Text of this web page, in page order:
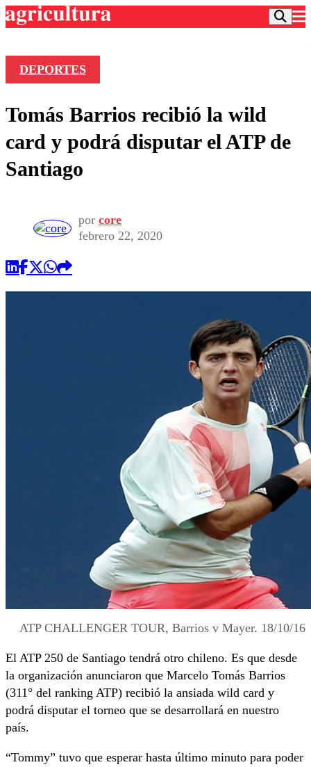
Frecuencias
Agricultura TV
Deportes
Colo Colo
Seleccion Chilena
Entretención
Economía
Publicaciones en medios
Opinión
DEPORTES
Tomás Barrios recibió la wild
card y podrá disputar el ATP de
Santiago
por core
febrero 22, 2020
ATP CHALLENGER TOUR, Barrios v Mayer. 18/10/16
El ATP 250 de Santiago tendrá otro chileno. Es que desde
la organización anunciaron que Marcelo Tomás Barrios
(311° del ranking ATP) recibió la ansiada wild card y
podrá disputar el torneo que se desarrollará en nuestro
país.
“Tommy” tuvo que esperar hasta último minuto para poder